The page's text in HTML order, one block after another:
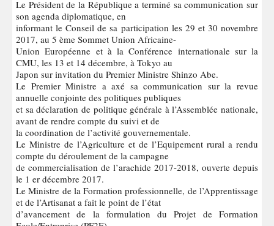
Le Président de la République a terminé sa communication sur
son agenda diplomatique, en
informant le Conseil de sa participation les 29 et 30 novembre
2017, au 5 ème Sommet Union Africaine-
Union Européenne et à la Conférence internationale sur la
CMU, les 13 et 14 décembre, à Tokyo au
Japon sur invitation du Premier Ministre Shinzo Abe.
Le Premier Ministre a axé sa communication sur la revue
annuelle conjointe des politiques publiques
et sa déclaration de politique générale à l’Assemblée nationale,
avant de rendre compte du suivi et de
la coordination de l’activité gouvernementale.
Le Ministre de l’Agriculture et de l’Equipement rural a rendu
compte du déroulement de la campagne
de commercialisation de l’arachide 2017-2018, ouverte depuis
le 1 er décembre 2017.
Le Ministre de la Formation professionnelle, de l’Apprentissage
et de l’Artisanat a fait le point de l’état
d’avancement de la formulation du Projet de Formation